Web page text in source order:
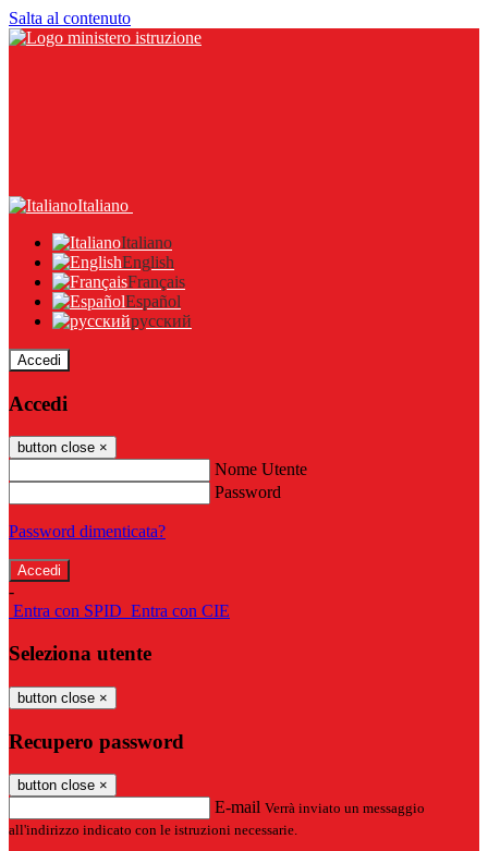
Salta al contenuto
Italiano
Italiano
English
Français
Español
русский
Accedi
Accedi
button close ×
Nome Utente
Password
Password dimenticata?
-
Entra con SPID Entra con CIE
Seleziona utente
button close ×
Recupero password
button close ×
E-mail Verrà inviato un messaggio
all'indirizzo indicato con le istruzioni necessarie.